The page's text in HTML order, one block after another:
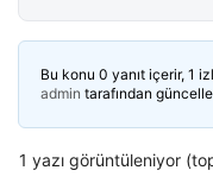
Bu konu 0 yanıt içerir, 1
admin tarafından
1 yazı görüntüleniyor